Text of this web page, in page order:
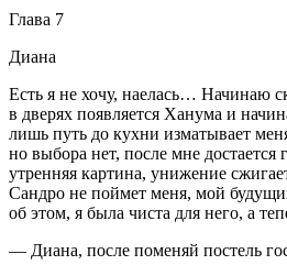
Глава 7
Диана
Есть я не хочу, наелась… Начинаю
в дверях появляется Ханума и
лишь путь до кухни изматывает
но выбора нет, после мне
утренняя картина, унижение
Сандро не поймет меня, мой
об этом, я была чиста для него, а
— Диана, после поменяй постель